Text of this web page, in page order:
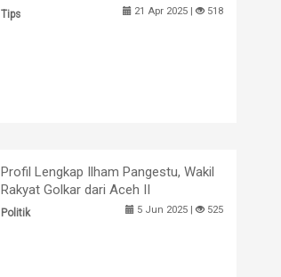
Tips 21 Apr 2025 | 518
Profil Lengkap Ilham Pangestu, Wakil
Rakyat Golkar dari Aceh II
Politik 5 Jun 2025 | 525